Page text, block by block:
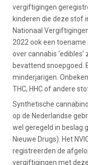
vergiftigingen
kinderen die deze stof
Nationaal
2022 ook een
over cannabis
bevattend snoepgoed.
minderjarigen.
THC, HHC of andere
Synthetische
op de Nederlandse
wel geregeld in beslag
Nieuwe Drugs). Het
registreerden de
vergiftigingen met